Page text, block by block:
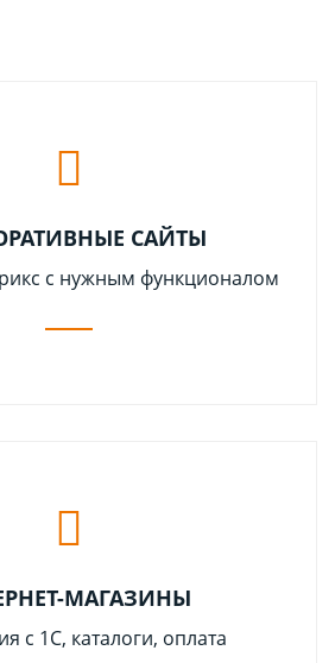
САЙТЫ
с нужным функционалом
МАГАЗИНЫ
с 1С, каталоги, оплата